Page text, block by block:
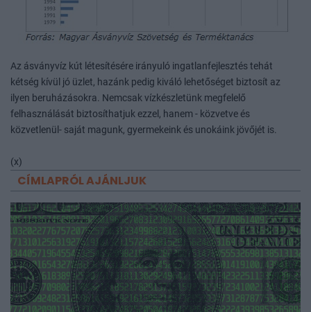
Az ásványvíz kút létesítésére irányuló ingatlanfejlesztés tehát
kétség kívül jó üzlet, hazánk pedig kiváló lehetőséget biztosít az
ilyen beruházásokra. Nemcsak vízkészletünk megfelelő
felhasználását biztosíthatjuk ezzel, hanem - közvetve és
közvetlenül- saját magunk, gyermekeink és unokáink jövőjét is.
(x)
CÍMLAPRÓL AJÁNLJUK